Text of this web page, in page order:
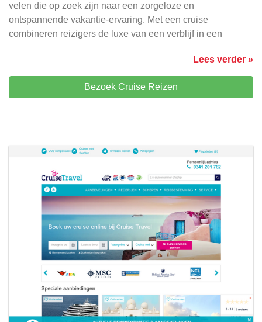
velen die op zoek zijn naar een zorgeloze en
ontspannende vakantie-ervaring. Met een cruise
combineren reizigers de luxe van een verblijf in een
Lees verder »
Bezoek Cruise Reizen